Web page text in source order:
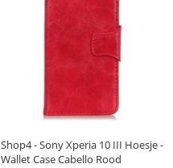
Shop4 - Sony Xperia 10 III Hoesje -
Wallet Case Cabello Rood